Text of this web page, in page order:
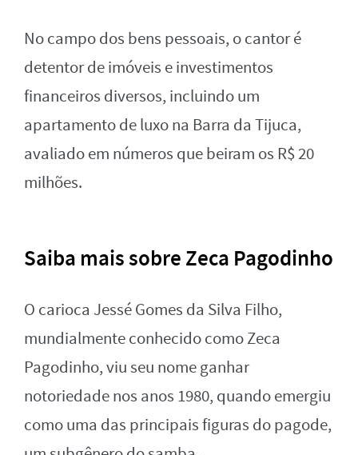
No campo dos bens pessoais, o cantor é
detentor de imóveis e investimentos
financeiros diversos, incluindo um
apartamento de luxo na Barra da Tijuca,
avaliado em números que beiram os R$ 20
milhões.
Saiba mais sobre Zeca Pagodinho
O carioca Jessé Gomes da Silva Filho,
mundialmente conhecido como Zeca
Pagodinho, viu seu nome ganhar
notoriedade nos anos 1980, quando emergiu
como uma das principais figuras do pagode,